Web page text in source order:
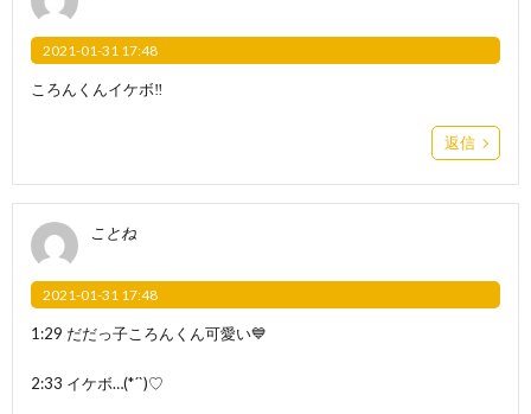
2021-01-31 17:48
ころんくんイケボ‼️
返信
ことね
2021-01-31 17:48
1:29 だだっ子ころんくん可愛い💙
2:33 イケボ…(*´`)♡